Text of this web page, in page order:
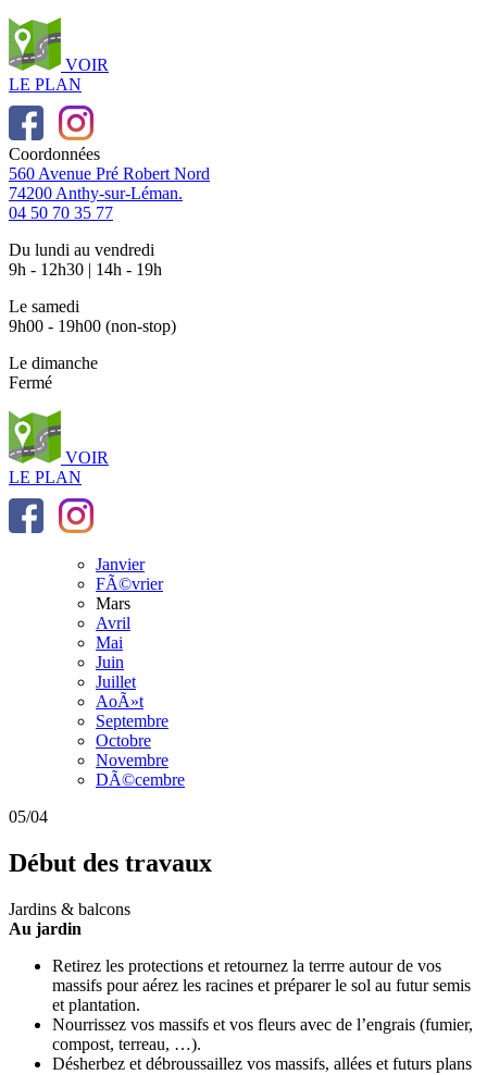
VOIR
LE PLAN
Coordonnées
560 Avenue Pré Robert Nord
74200 Anthy-sur-Léman.
04 50 70 35 77
Du lundi au vendredi
9h - 12h30 | 14h - 19h
Le samedi
9h00 - 19h00 (non-stop)
Le dimanche
Fermé
VOIR
LE PLAN
Janvier
FÃ©vrier
Mars
Avril
Mai
Juin
Juillet
AoÃ»t
Septembre
Octobre
Novembre
DÃ©cembre
05/04
Début des travaux
Jardins & balcons
Au jardin
Retirez les protections et retournez la terrre autour de vos
massifs pour aérez les racines et préparer le sol au futur semis
et plantation.
Nourrissez vos massifs et vos fleurs avec de l’engrais (fumier,
compost, terreau, …).
Désherbez et débroussaillez vos massifs, allées et futurs plans